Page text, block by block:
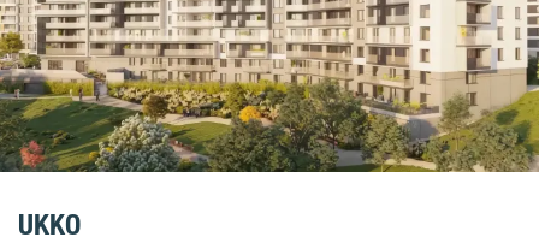
UKKO